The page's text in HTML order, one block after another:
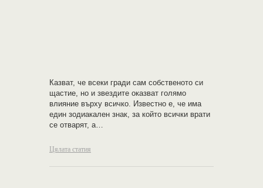
Казват, че всеки гради сам собственото си
щастие, но и звездите оказват голямо
влияние върху всичко. Известно е, че има
един зодиакален знак, за който всички врати
се отварят, а…
Цялата статия